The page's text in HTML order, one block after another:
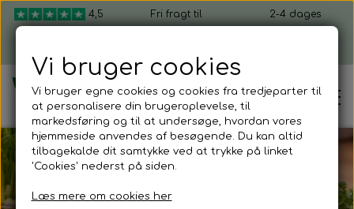
4,5
Fri fragt til
2-4 dages
levering, fra 49 kr.
Vi bruger cookies
Vi bruger egne cookies og cookies fra tredjeparter til
at personalisere din brugeroplevelse, til
markedsføring og til at undersøge, hvordan vores
hjemmeside anvendes af besøgende. Du kan altid
tilbagekalde dit samtykke ved at trykke på linket
'Cookies' nederst på siden.
Læs mere om cookies her